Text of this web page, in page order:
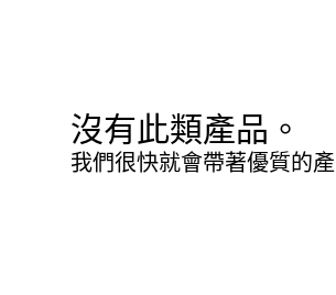
沒有此類產品。
我們很快就會帶著優質的